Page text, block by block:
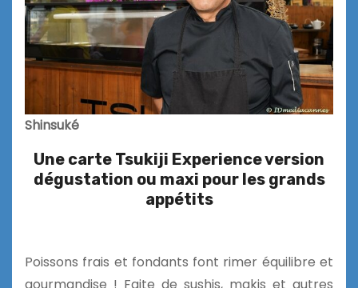
Shinsuké
Une carte Tsukiji Experience version
dégustation ou maxi pour les grands
appétits
Poissons frais et fondants font rimer équilibre et